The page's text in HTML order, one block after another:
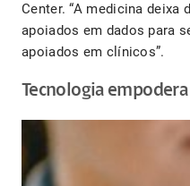
Center. “A medicina
apoiados em dados para
apoiados em clínicos”.
Tecnologia